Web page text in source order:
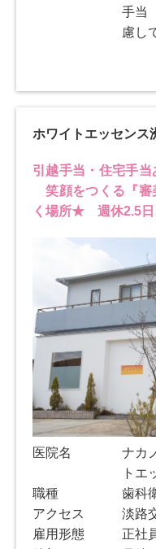
手当
慮し
ホワイトエッセンス
引越手当・住宅手
笑顔をつくる『
く場所★ 週休2.5日
医院名
ナカ
トエ
職種
歯科
アクセス
淡路
雇用形態
正社